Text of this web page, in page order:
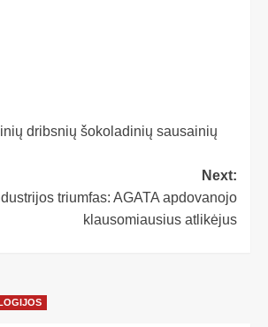
dribsnių šokoladinių sausainių
Next:
triumfas: AGATA apdovanojo
klausomiausius atlikėjus